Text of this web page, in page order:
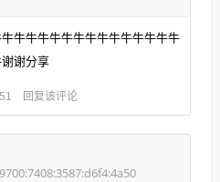
牛牛牛牛牛牛牛牛牛牛牛牛牛牛
谢分享
回复该评论